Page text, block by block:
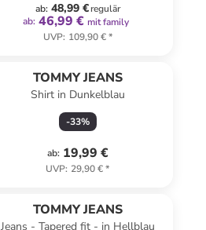
ab: 48,99 €regulär
ab: 46,99 € mit family
UVP: 109,90 €*
TOMMY JEANS
Shirt in Dunkelblau
-33%
ab: 19,99 €
UVP: 29,90 €*
TOMMY JEANS
Jeans - Tapered fit - in Hellblau